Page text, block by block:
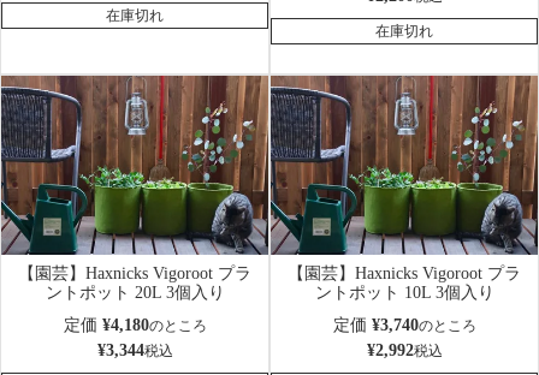
在庫切れ
在庫切れ
【園芸】Haxnicks Vigoroot プラ
ントポット 20L 3個入り
定価 ¥4,180のところ
¥3,344税込
【園芸】Haxnicks Vigoroot プラ
ントポット 10L 3個入り
定価 ¥3,740のところ
¥2,992税込